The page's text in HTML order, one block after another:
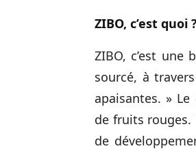
ZIBO, c’est quoi ?
ZIBO, c’est
sourcé, à
apaisantes. »
de fruits rouges.
de